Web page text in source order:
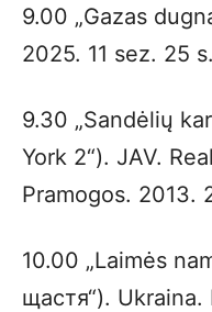
9.00 „Gazas
2025. 11 sez. 25 s.
9.30 „Sandėlių
York 2“). JAV.
Pramogos. 2013.
10.00 „Laimės
щастя“).